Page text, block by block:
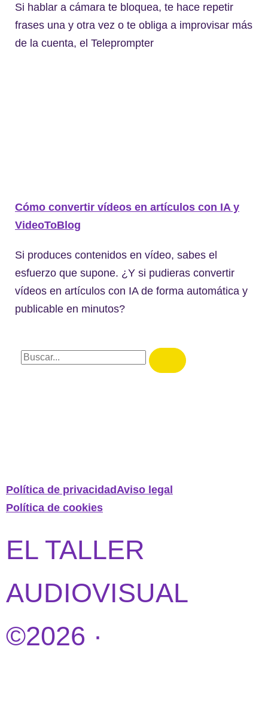
Si hablar a cámara te bloquea, te hace repetir
frases una y otra vez o te obliga a improvisar más
de la cuenta, el Teleprompter
Cómo convertir vídeos en artículos con IA y
VideoToBlog
Si produces contenidos en vídeo, sabes el
esfuerzo que supone. ¿Y si pudieras convertir
vídeos en artículos con IA de forma automática y
publicable en minutos?
Política de privacidadAviso legal
Política de cookies
EL TALLER
AUDIOVISUAL
©2026 ·